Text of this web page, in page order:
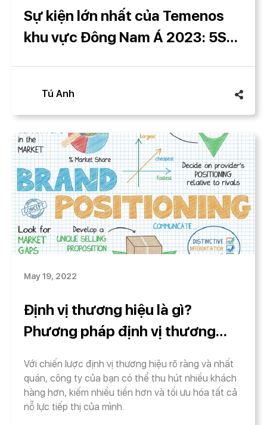
Sự kiện lớn nhất của Temenos
khu vực Đông Nam Á 2023: 5S
Tú Anh
May 19, 2022
Định vị thương hiệu là gì?
Phương pháp định vị thương
Với chiến lược định vị thương hiệu rõ ràng và nhất
quán, công ty của bạn có thể thu hút nhiều khách
hàng hơn, kiếm nhiều tiền hơn và tối ưu hóa tất cả
nỗ lực tiếp thị của mình.